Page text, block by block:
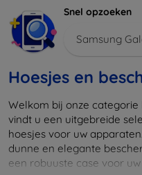
Snel opzoeken
Samsung
Hoesjes en
Welkom bij onze categorie
vindt u een uitgebreide
hoesjes voor uw
dunne en elegante
een robuuste case voor